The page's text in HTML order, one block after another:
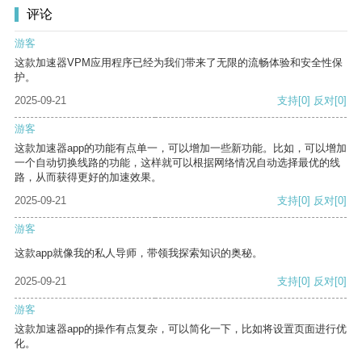
评论
游客
这款加速器VPM应用程序已经为我们带来了无限的流畅体验和安全性保
护。
2025-09-21
支持[0] 反对[0]
游客
这款加速器app的功能有点单一，可以增加一些新功能。比如，可以增加
一个自动切换线路的功能，这样就可以根据网络情况自动选择最优的线
路，从而获得更好的加速效果。
2025-09-21
支持[0] 反对[0]
游客
这款app就像我的私人导师，带领我探索知识的奥秘。
2025-09-21 支持[0] 反对[0]
游客
这款加速器app的操作有点复杂，可以简化一下，比如将设置页面进行优
化。